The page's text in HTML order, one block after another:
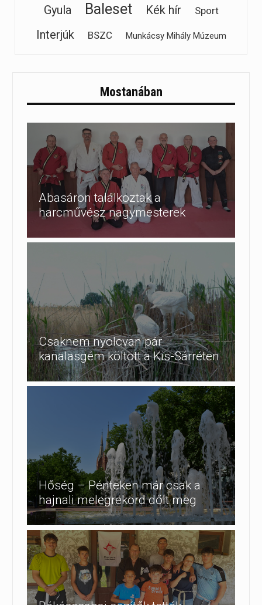
Gyula
Baleset Kék hír Sport
Interjúk BSZC Munkácsy Mihály Múzeum
Mostanában
Abasáron találkoztak a
harcművész nagymesterek
Csaknem nyolcvan pár
kanalasgém költött a Kis-Sárréten
Hőség – Pénteken már csak a
hajnali melegrekord dőlt meg